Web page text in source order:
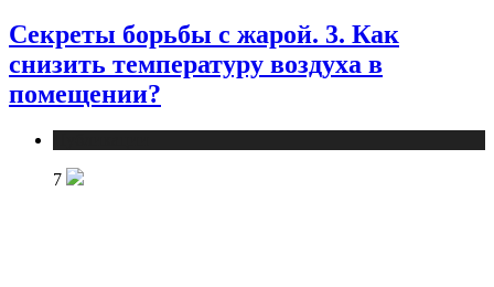
Секреты борьбы с жарой. 3. Как
снизить температуру воздуха в
помещении?
7